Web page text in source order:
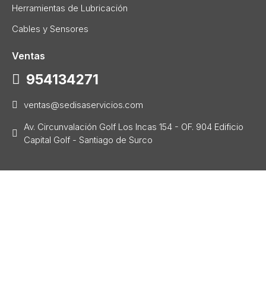
Herramientas de Lubricación
Cables y Sensores
Ventas
954134271
ventas@sedisaservicios.com
Av. Circunvalación Golf Los Incas 154 - OF. 904 Edificio
Capital Golf - Santiago de Surco